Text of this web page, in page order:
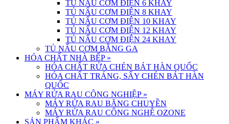
TỦ NẤU CƠM ĐIỆN 6 KHAY
TỦ NẤU CƠM ĐIỆN 8 KHAY
TỦ NẤU CƠM ĐIỆN 10 KHAY
TỦ NẤU CƠM ĐIỆN 12 KHAY
TỦ NẤU CƠM ĐIỆN 24 KHAY
TỦ NẤU CƠM BẰNG GA
HÓA CHẤT NHÀ BẾP »
HÓA CHẤT RỬA CHÉN BÁT HÀN QUỐC
HÓA CHẤT TRÁNG, SẤY CHÉN BÁT HÀN
QUỐC
MÁY RỬA RAU CÔNG NGHIỆP »
MÁY RỬA RAU BĂNG CHUYỀN
MÁY RỬA RAU CÔNG NGHỆ OZONE
SẢN PHẨM KHÁC »